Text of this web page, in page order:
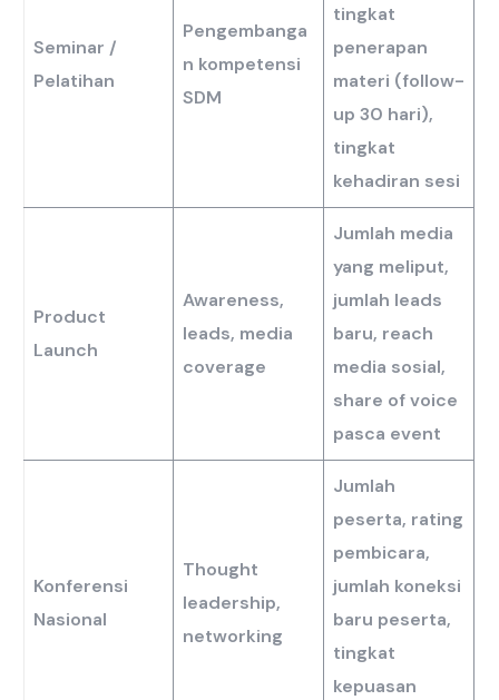
Seminar /
Pelatihan
Pengembanga
n kompetensi
SDM
tingkat
penerapan
materi (follow-
up 30 hari),
tingkat
kehadiran sesi
Product
Launch
Awareness,
leads, media
coverage
Jumlah media
yang meliput,
jumlah leads
baru, reach
media sosial,
share of voice
pasca event
Konferensi
Nasional
Thought
leadership,
networking
Jumlah
peserta, rating
pembicara,
jumlah koneksi
baru peserta,
tingkat
kepuasan